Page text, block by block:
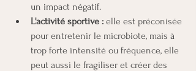
un impact négatif.
L'activité sportive : elle est préconisée
pour entretenir le microbiote, mais à
trop forte intensité ou fréquence, elle
peut aussi le fragiliser et créer des